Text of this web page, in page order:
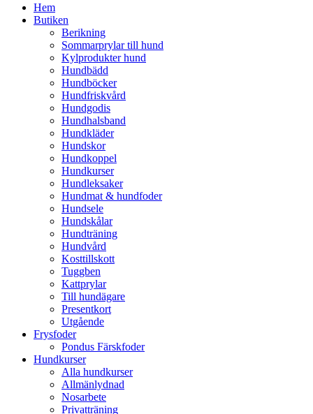
Hem
Butiken
Berikning
Sommarprylar till hund
Kylprodukter hund
Hundbädd
Hundböcker
Hundfriskvård
Hundgodis
Hundhalsband
Hundkläder
Hundskor
Hundkoppel
Hundkurser
Hundleksaker
Hundmat & hundfoder
Hundsele
Hundskålar
Hundträning
Hundvård
Kosttillskott
Tuggben
Kattprylar
Till hundägare
Presentkort
Utgående
Frysfoder
Pondus Färskfoder
Hundkurser
Alla hundkurser
Allmänlydnad
Nosarbete
Privatträning